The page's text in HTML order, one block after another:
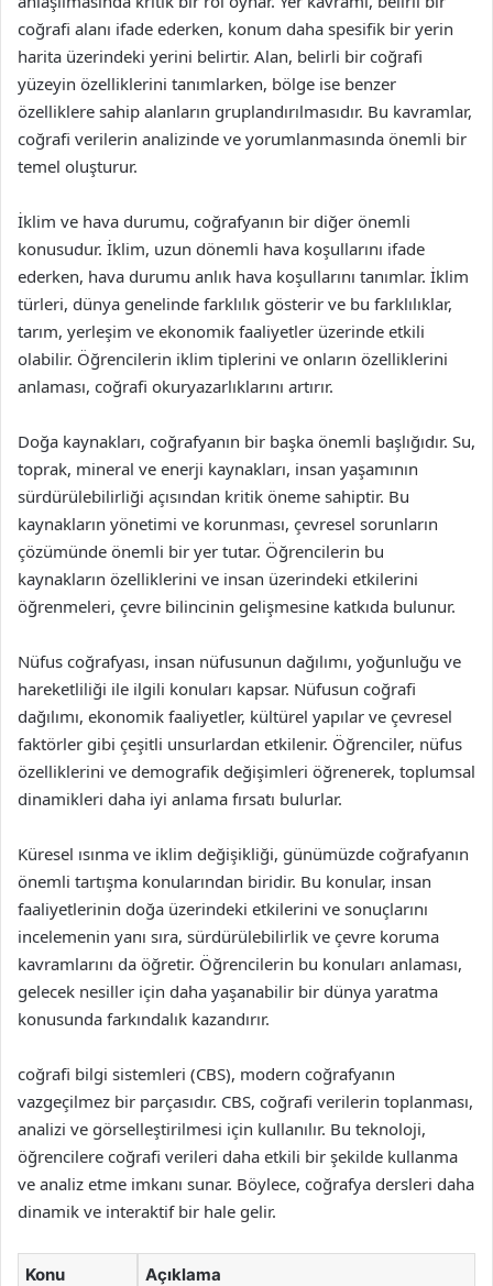
coğrafi alanı ifade ederken, konum daha spesifik bir yerin
harita üzerindeki yerini belirtir. Alan, belirli bir coğrafi
yüzeyin özelliklerini tanımlarken, bölge ise benzer
özelliklere sahip alanların gruplandırılmasıdır. Bu kavramlar,
coğrafi verilerin analizinde ve yorumlanmasında önemli bir
temel oluşturur.
İklim ve hava durumu, coğrafyanın bir diğer önemli
konusudur. İklim, uzun dönemli hava koşullarını ifade
ederken, hava durumu anlık hava koşullarını tanımlar. İklim
türleri, dünya genelinde farklılık gösterir ve bu farklılıklar,
tarım, yerleşim ve ekonomik faaliyetler üzerinde etkili
olabilir. Öğrencilerin iklim tiplerini ve onların özelliklerini
anlaması, coğrafi okuryazarlıklarını artırır.
Doğa kaynakları, coğrafyanın bir başka önemli başlığıdır. Su,
toprak, mineral ve enerji kaynakları, insan yaşamının
sürdürülebilirliği açısından kritik öneme sahiptir. Bu
kaynakların yönetimi ve korunması, çevresel sorunların
çözümünde önemli bir yer tutar. Öğrencilerin bu
kaynakların özelliklerini ve insan üzerindeki etkilerini
öğrenmeleri, çevre bilincinin gelişmesine katkıda bulunur.
Nüfus coğrafyası, insan nüfusunun dağılımı, yoğunluğu ve
hareketliliği ile ilgili konuları kapsar. Nüfusun coğrafi
dağılımı, ekonomik faaliyetler, kültürel yapılar ve çevresel
faktörler gibi çeşitli unsurlardan etkilenir. Öğrenciler, nüfus
özelliklerini ve demografik değişimleri öğrenerek, toplumsal
dinamikleri daha iyi anlama fırsatı bulurlar.
Küresel ısınma ve iklim değişikliği, günümüzde coğrafyanın
önemli tartışma konularından biridir. Bu konular, insan
faaliyetlerinin doğa üzerindeki etkilerini ve sonuçlarını
incelemenin yanı sıra, sürdürülebilirlik ve çevre koruma
kavramlarını da öğretir. Öğrencilerin bu konuları anlaması,
gelecek nesiller için daha yaşanabilir bir dünya yaratma
konusunda farkındalık kazandırır.
coğrafi bilgi sistemleri (CBS), modern coğrafyanın
vazgeçilmez bir parçasıdır. CBS, coğrafi verilerin toplanması,
analizi ve görselleştirilmesi için kullanılır. Bu teknoloji,
öğrencilere coğrafi verileri daha etkili bir şekilde kullanma
ve analiz etme imkanı sunar. Böylece, coğrafya dersleri daha
dinamik ve interaktif bir hale gelir.
Konu Açıklama